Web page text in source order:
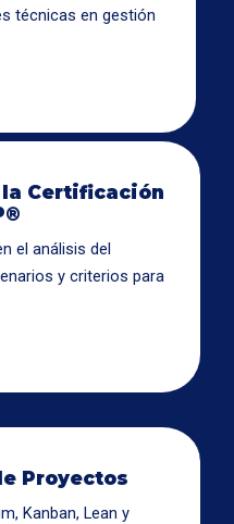
técnicas en gestión
Certificación
el análisis del
y criterios para
Proyectos
Kanban, Lean y